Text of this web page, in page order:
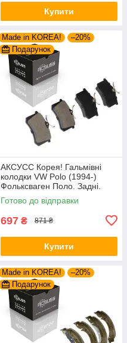
Купити
Made in KOREA!
–20%
Подарунок
АКСУСС Корея! Гальмівні
колодки VW Polo (1994-)
Фольксваген Поло. Задні.
GDB1330 , FDB1083 ,
FDB1491 , FDB4260
Готово до відправки
697 ₴ 871 ₴
Купити
Made in KOREA!
–20%
Подарунок